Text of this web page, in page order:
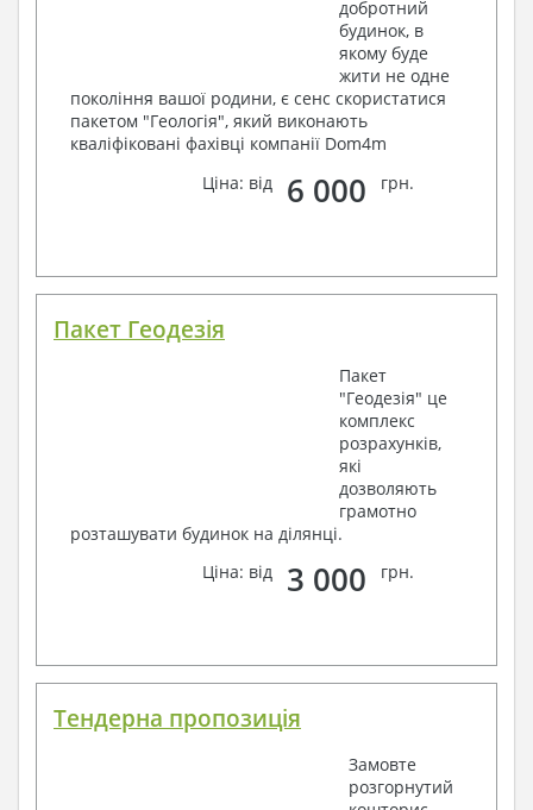
добротний
будинок, в
якому буде
жити не одне
покоління вашої родини, є сенс скористатися
пакетом "Геологія", який виконають
кваліфіковані фахівці компанії Dom4m
Ціна: від
6 000 грн.
Пакет Геодезія
Пакет
"Геодезія" це
комплекс
розрахунків,
які
дозволяють
грамотно
розташувати будинок на ділянці.
Ціна: від
3 000 грн.
Тендерна пропозиція
Замовте
розгорнутий